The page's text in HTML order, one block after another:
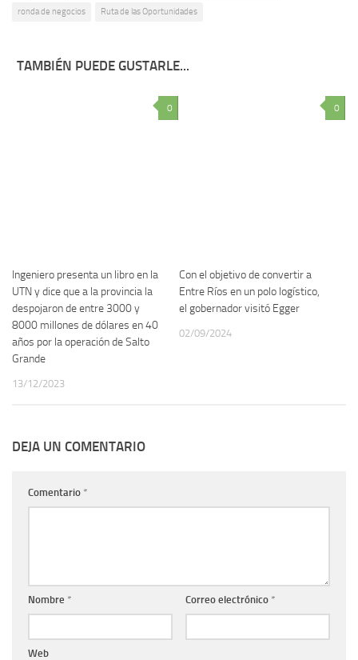
ronda de negocios Ruta de las Oportunidades
TAMBIÉN PUEDE GUSTARLE...
0
Ingeniero presenta un libro en la
UTN y dice que a la provincia la
despojaron de entre 3000 y
8000 millones de dólares en 40
años por la operación de Salto
Grande
13/12/2023
0
Con el objetivo de convertir a
Entre Ríos en un polo logístico,
el gobernador visitó Egger
02/09/2024
DEJA UN COMENTARIO
Comentario *
Nombre * Correo electrónico *
Web